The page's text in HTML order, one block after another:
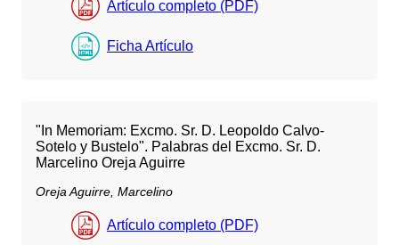
Artículo completo (PDF)
Ficha Artículo
"In Memoriam: Excmo. Sr. D. Leopoldo Calvo-
Sotelo y Bustelo". Palabras del Excmo. Sr. D.
Marcelino Oreja Aguirre
Oreja Aguirre, Marcelino
Artículo completo (PDF)